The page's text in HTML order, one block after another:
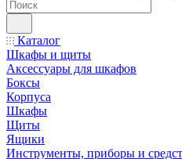
Каталог
Шкафы и щиты
Аксессуары для шкафов
Боксы
Корпуса
Шкафы
Щиты
Ящики
Инструменты, приборы и